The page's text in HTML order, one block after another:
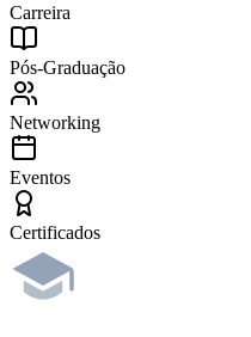
Carreira
Pós-Graduação
Networking
Eventos
Certificados